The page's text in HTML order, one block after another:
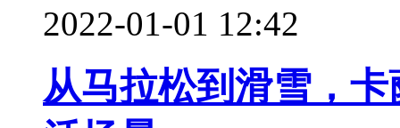
2022-01-01 12:42
从马拉松到滑雪，